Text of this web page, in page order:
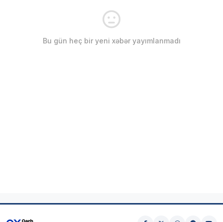
Bu gün heç bir yeni xəbər yayımlanmadı